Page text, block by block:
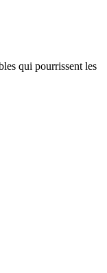
qui pourrissent les